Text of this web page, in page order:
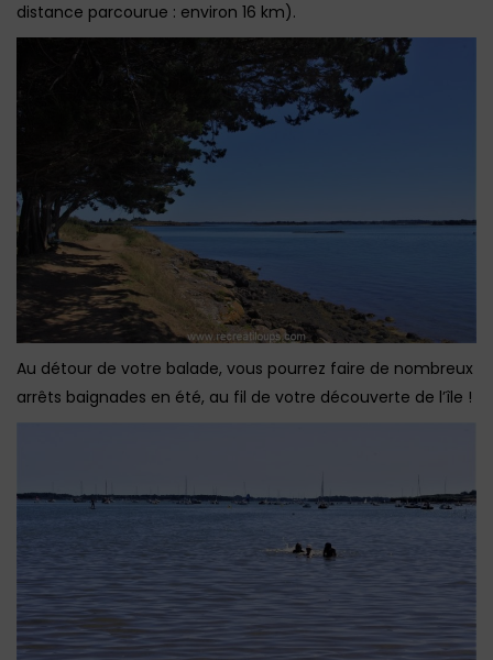
distance parcourue : environ 16 km).
Au détour de votre balade, vous pourrez faire de nombreux
arrêts baignades en été, au fil de votre découverte de l’île !